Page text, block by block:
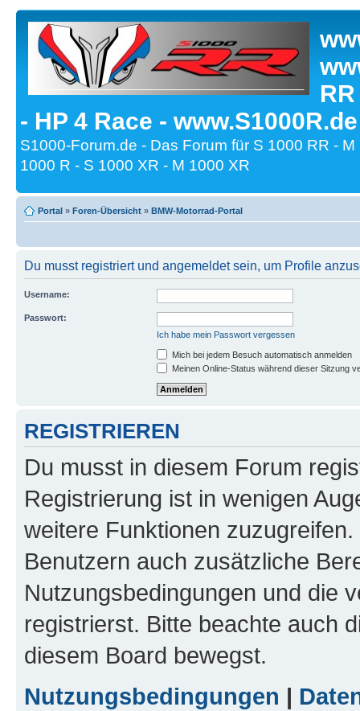
- HP 4 Race -
S1000-Forum.de - Das Forum für S 1000 RR -
1000 R - S 1000 XR - M 1000 XR
Portal » Foren-Übersicht » BMW-Motorrad-Portal
Du musst registriert und angemeldet sein, um Profile
Username:
Passwort:
Ich habe mein Passwort vergessen
Mich bei jedem Besuch automatisch anmelden
Meinen Online-Status während dieser Sitzung
REGISTRIEREN
Du musst in diesem Forum
Registrierung ist in wenigen
weitere Funktionen
Benutzern auch zusätzliche
Nutzungsbedingungen und die
registrierst. Bitte beachte auch
diesem Board bewegst.
Nutzungsbedingungen |